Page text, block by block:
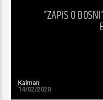
“ZAPIS O
Kalman
14/02/2020